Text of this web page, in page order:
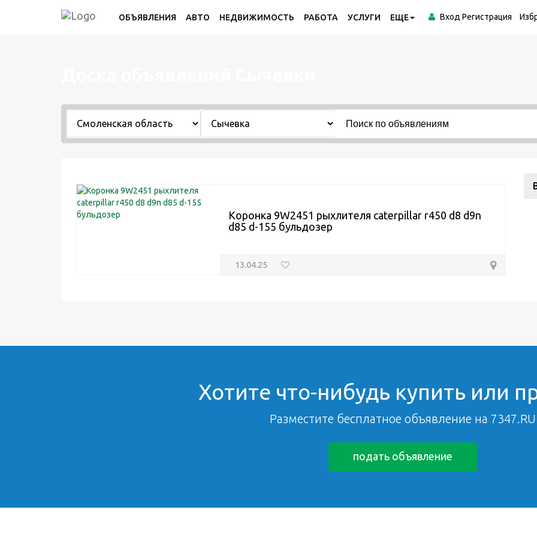
ОБЪЯВЛЕНИЯ АВТО НЕДВИЖИМОСТЬ РАБОТА УСЛУГИ ЕЩЕ Вход Регистрация
Коронка 9W2451 рыхлителя caterpillar r450 d8 d9n
d85 d-155 бульдозер
13.04.25
Хотите что-нибудь купить или
Разместите бесплатное объявление на 7347.RU
подать объявление